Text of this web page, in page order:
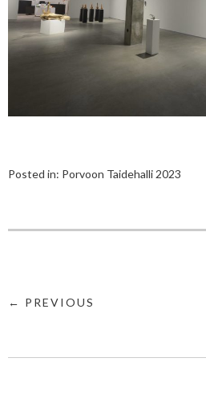
Posted in: Porvoon Taidehalli 2023
← PREVIOUS